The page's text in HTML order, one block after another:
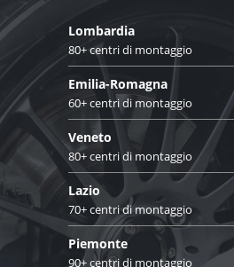
Lombardia
80+ centri di montaggio
Emilia-Romagna
60+ centri di montaggio
Veneto
80+ centri di montaggio
Lazio
70+ centri di montaggio
Piemonte
90+ centri di montaggio